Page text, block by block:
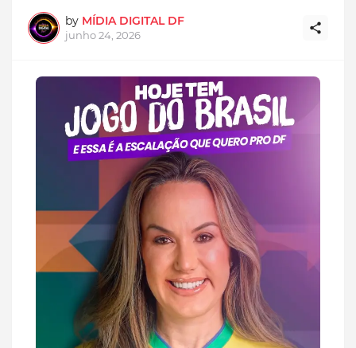
by MÍDIA DIGITAL DF
junho 24, 2026